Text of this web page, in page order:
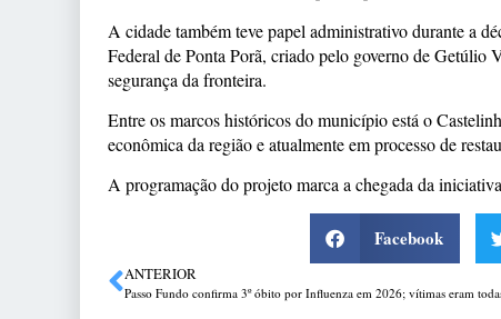
A cidade também teve papel administrativo durante a
Federal de Ponta Porã, criado pelo governo de Getúlio
segurança da fronteira.
Entre os marcos históricos do município está o
econômica da região e atualmente em processo de
A programação do projeto marca a chegada da
Facebook
ANTERIOR